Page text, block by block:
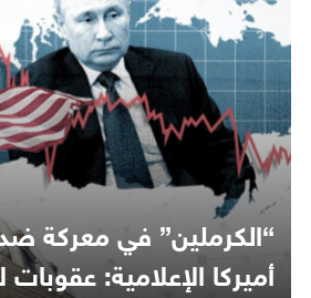
“الكرملين” في معركة
أميركا الإعلامية: